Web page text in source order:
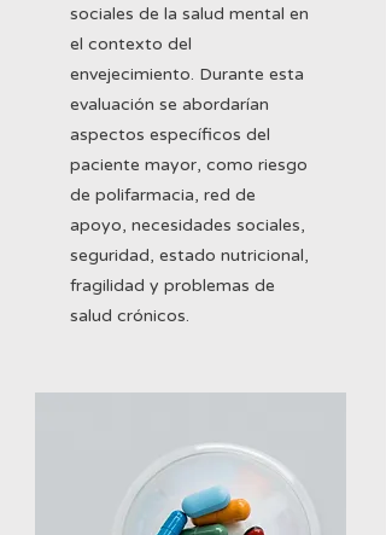
sociales de la salud mental en
el contexto del
envejecimiento. Durante esta
evaluación se abordarían
aspectos específicos del
paciente mayor, como riesgo
de polifarmacia, red de
apoyo, necesidades sociales,
seguridad, estado nutricional,
fragilidad y problemas de
salud crónicos.